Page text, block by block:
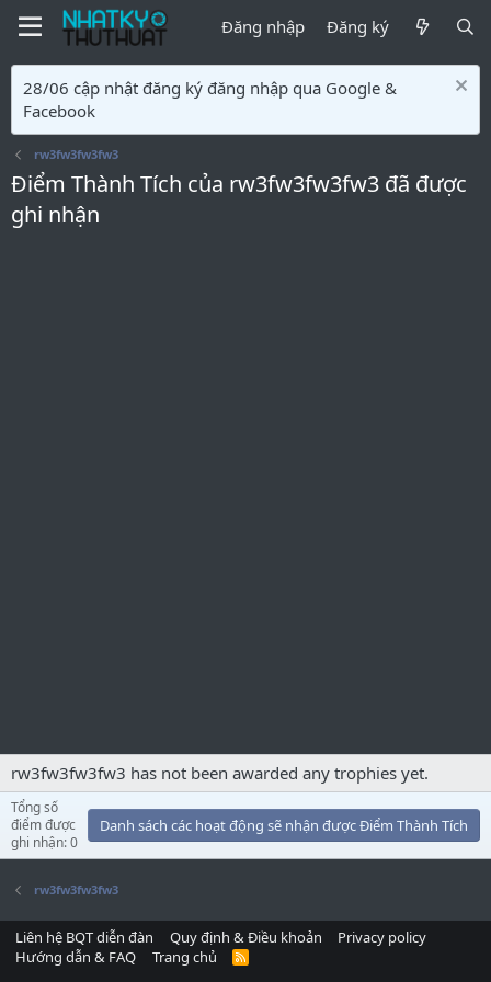
Đăng nhập Đăng ký
28/06 cập nhật đăng ký đăng nhập qua Google &
Facebook
rw3fw3fw3fw3
Điểm Thành Tích của rw3fw3fw3fw3 đã được
ghi nhận
rw3fw3fw3fw3 has not been awarded any trophies yet.
Tổng số
điểm được
ghi nhận: 0
Danh sách các hoạt động sẽ nhận được Điểm Thành Tích
rw3fw3fw3fw3
Liên hệ BQT diễn đàn Quy định & Điều khoản
Privacy policy
Hướng dẫn & FAQ
Trang chủ
R